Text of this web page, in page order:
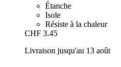
Étanche
Isole
Résiste à la chaleur
CHF 3.45
Livraison jusqu'au 13 août